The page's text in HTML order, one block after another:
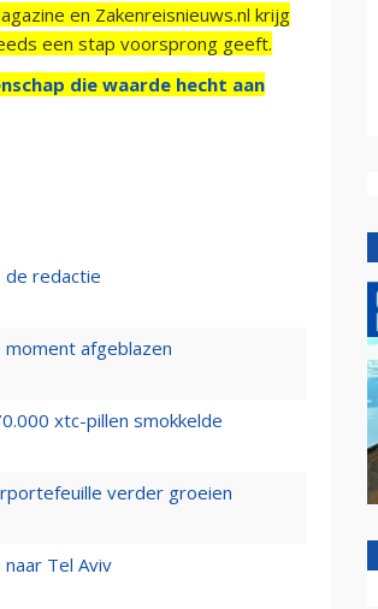
en Zakenreisnieuws.nl krijg
een stap voorsprong geeft.
die waarde hecht aan
de redactie
moment afgeblazen
xtc-pillen smokkelde
verder groeien
Tel Aviv